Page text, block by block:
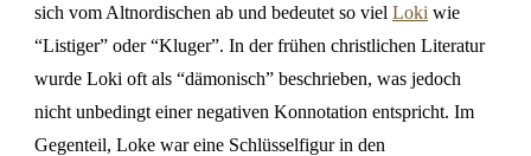
sich vom Altnordischen ab und bedeutet so viel Loki wie
“Listiger” oder “Kluger”. In der frühen christlichen Literatur
wurde Loki oft als “dämonisch” beschrieben, was jedoch
nicht unbedingt einer negativen Konnotation entspricht. Im
Gegenteil, Loke war eine Schlüsselfigur in den